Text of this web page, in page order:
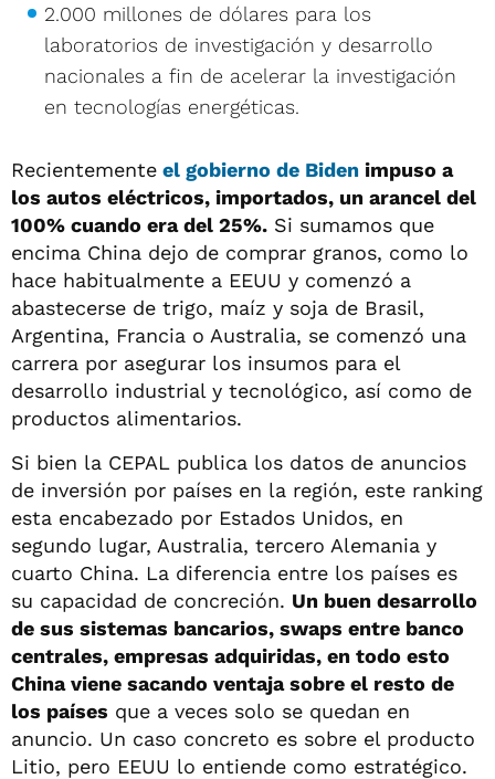
2.000 millones de dólares para los
laboratorios de investigación y desarrollo
nacionales a fin de acelerar la investigación
en tecnologías energéticas.
Recientemente el gobierno de Biden impuso a
los autos eléctricos, importados, un arancel del
100% cuando era del 25%. Si sumamos que
encima China dejo de comprar granos, como lo
hace habitualmente a EEUU y comenzó a
abastecerse de trigo, maíz y soja de Brasil,
Argentina, Francia o Australia, se comenzó una
carrera por asegurar los insumos para el
desarrollo industrial y tecnológico, así como de
productos alimentarios.
Si bien la CEPAL publica los datos de anuncios
de inversión por países en la región, este ranking
esta encabezado por Estados Unidos, en
segundo lugar, Australia, tercero Alemania y
cuarto China. La diferencia entre los países es
su capacidad de concreción. Un buen desarrollo
de sus sistemas bancarios, swaps entre banco
centrales, empresas adquiridas, en todo esto
China viene sacando ventaja sobre el resto de
los países que a veces solo se quedan en
anuncio. Un caso concreto es sobre el producto
Litio, pero EEUU lo entiende como estratégico.